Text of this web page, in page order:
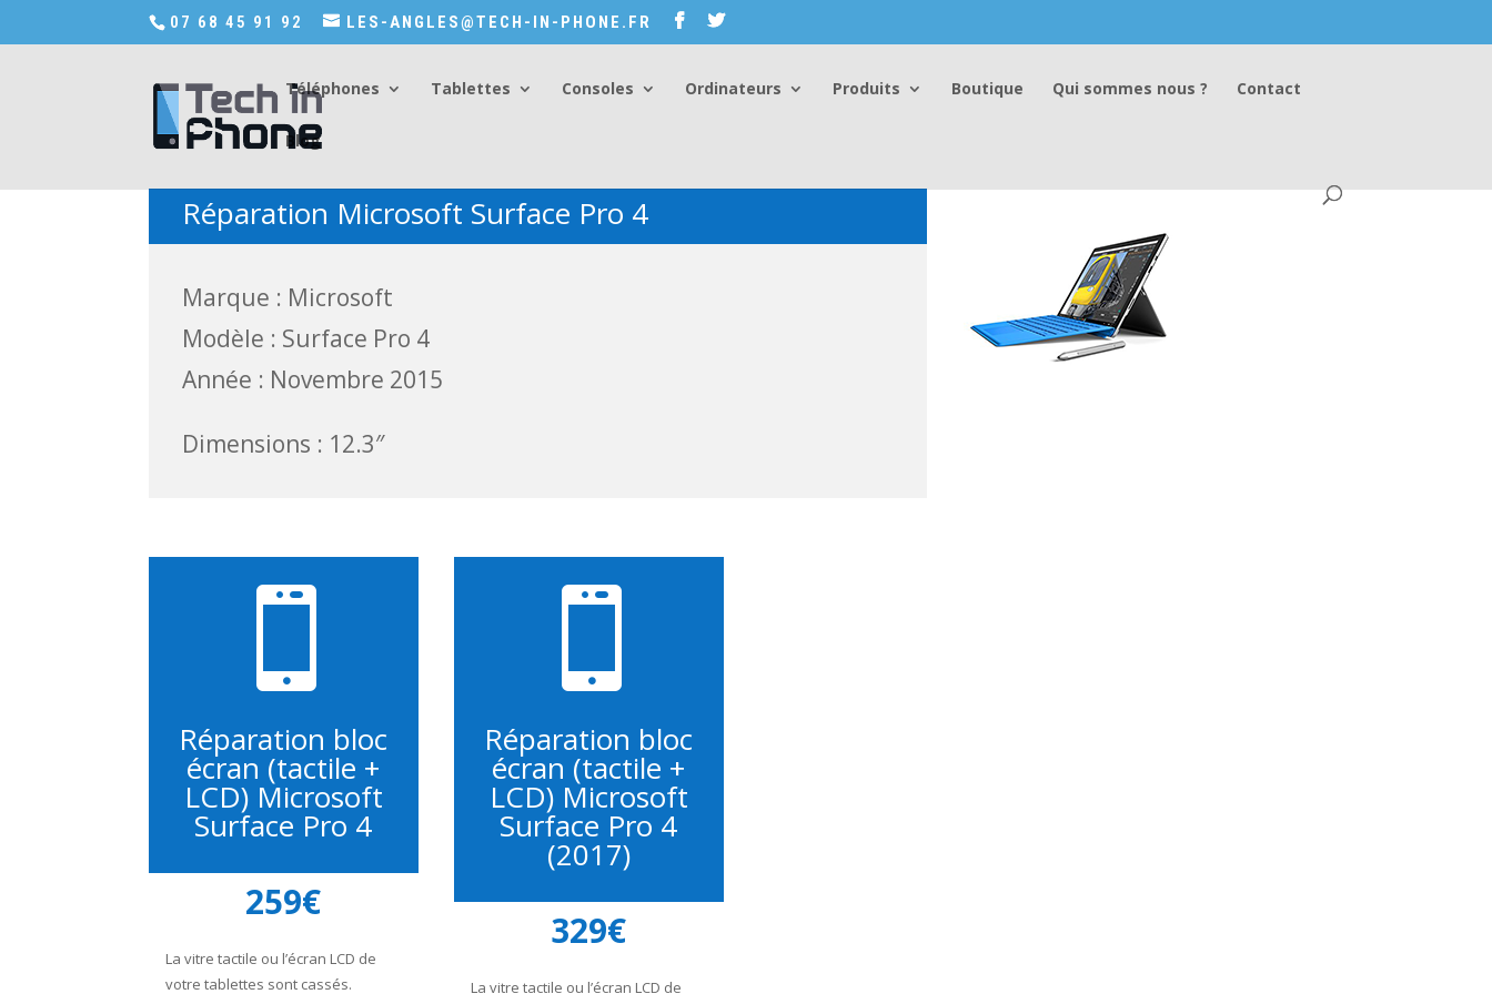
Accédez a Shop-in-tech-in-phone07 68 45 91 92 LES-ANGLES@TECH-IN-PHONE.FR
Téléphones Tablettes Consoles Ordinateurs Produits Boutique Qui sommes nous ? Contact
Blog
Réparation Microsoft Surface Pro 4
Marque : Microsoft
Modèle : Surface Pro 4
Année : Novembre 2015
Dimensions : 12.3″

Réparation bloc
écran (tactile +
LCD) Microsoft
Surface Pro 4
259€
La vitre tactile ou l’écran LCD de
votre tablettes sont cassés.

Réparation bloc
écran (tactile +
LCD) Microsoft
Surface Pro 4
(2017)
329€
La vitre tactile ou l’écran LCD de